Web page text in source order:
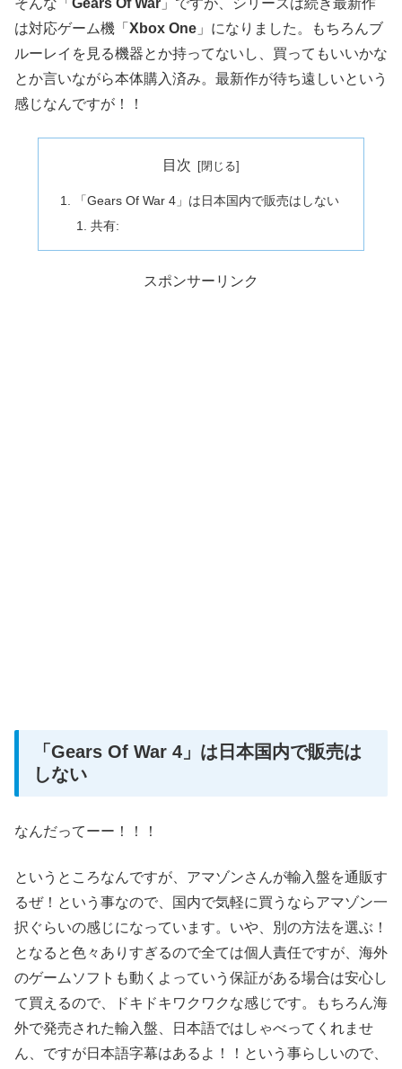
そんな「 Gears Of War 」ですが、シリーズは続き最新作
は対応ゲーム機「 Xbox One 」になりました。もちろんブ
ルーレイを見る機器とか持ってないし、買ってもいいかな
とか言いながら本体購入済み。最新作が待ち遠しいという
感じなんですが！！
目次
「Gears Of War 4」は日本国内で販売はしない
共有:
スポンサーリンク
「Gears Of War 4」は日本国内で販売は
しない
なんだってーー！！！
というところなんですが、アマゾンさんが輸入盤を通販す
るぜ！という事なので、国内で気軽に買うならアマゾン一
択ぐらいの感じになっています。いや、別の方法を選ぶ！
となると色々ありすぎるので全ては個人責任ですが、海外
のゲームソフトも動くよっていう保証がある場合は安心し
て買えるので、ドキドキワクワクな感じです。もちろん海
外で発売された輸入盤、日本語ではしゃべってくれませ
ん、ですが日本語字幕はあるよ！！という事らしいので、